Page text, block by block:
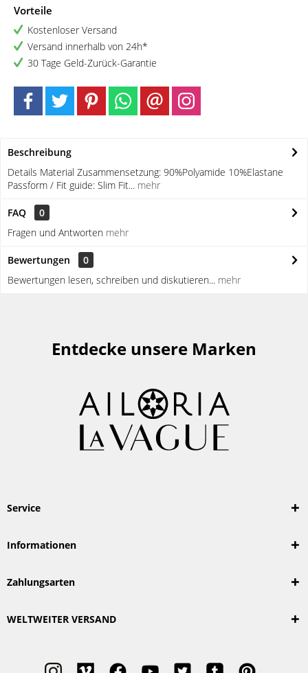
Vorteile
Kostenloser Versand
Versand innerhalb von 24h*
30 Tage Geld-Zurück-Garantie
Beschreibung
Details Material Zusammensetzung: 90%Polyamide 10%Elastane
Passform / Fit guide: Slim Fit... mehr
FAQ
0
Fragen und Antworten mehr
Bewertungen
0
Bewertungen lesen, schreiben und diskutieren... mehr
Entdecke unsere Marken
Service
Informationen
Zahlungsarten
WELTWEITER VERSAND